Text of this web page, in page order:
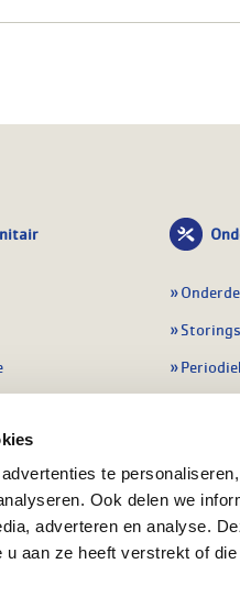
te
Ook delen we
adverteren en analyse.
aan ze heeft verstrekt of
Alle